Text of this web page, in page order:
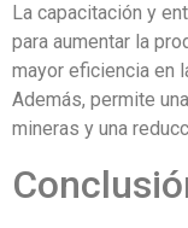
La capacitación y
para aumentar la
mayor eficiencia en
Además, permite
mineras y una